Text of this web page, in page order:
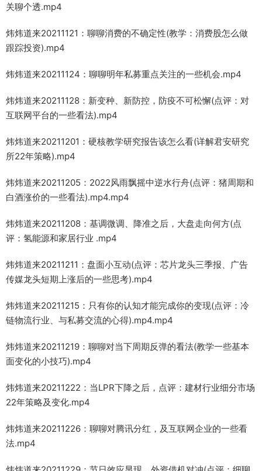
关聊个透.mp4
炜炜道来20211121：聊聊消费的不确定性(教学：消费股怎么做
跟踪投资).mp4
炜炜道来20211124：聊聊明年私募重点关注的一些机会.mp4
炜炜道来20211128：新变种、新防控，防疫不可松懈(点评：对
互联网平台的一些看法).mp4
炜炜道来20211201：硬核教学研究报告该怎么看(详解君安研究
所22年策略).mp4
炜炜道来20211205：2022风雨飘摇中逆水行舟(点评：猪周期和
白酒涨价的一些看法).mp4.mp4
炜炜道来20211208：基调微调、降准之后，大盘走向何方(点
评：氢能源和家居行业 .mp4
炜炜道来20211211：盘面小互动(点评：芯片龙头三季报、广告
传媒龙头短期上涨后的一些思考).mp4
炜炜道来20211215：只有你的认知才能完成你的变现(点评：冷
链物流行业、与私募交流的心得).mp4.mp4
炜炜道来20211219：聊聊对当下周期反弹的看法(教学一些基本
面变化的小技巧).mp4
炜炜道来20211222：当LPR下降之后，点评：建材行业细分市场
22年策略及变化.mp4
炜炜道来20211226：聊聊对腾讯分红，及互联网企业的一些看
法.mp4